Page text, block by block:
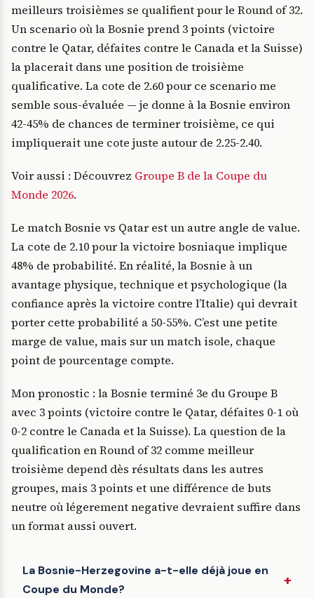
meilleurs troisièmes se qualifient pour le Round of 32.
Un scenario où la Bosnie prend 3 points (victoire
contre le Qatar, défaites contre le Canada et la Suisse)
la placerait dans une position de troisième
qualificative. La cote de 2.60 pour ce scenario me
semble sous-évaluée — je donne à la Bosnie environ
42-45% de chances de terminer troisième, ce qui
impliquerait une cote juste autour de 2.25-2.40.
Voir aussi : Découvrez Groupe B de la Coupe du
Monde 2026.
Le match Bosnie vs Qatar est un autre angle de value.
La cote de 2.10 pour la victoire bosniaque implique
48% de probabilité. En réalité, la Bosnie à un
avantage physique, technique et psychologique (la
confiance après la victoire contre l’Italie) qui devrait
porter cette probabilité a 50-55%. C’est une petite
marge de value, mais sur un match isole, chaque
point de pourcentage compte.
Mon pronostic : la Bosnie terminé 3e du Groupe B
avec 3 points (victoire contre le Qatar, défaites 0-1 où
0-2 contre le Canada et la Suisse). La question de la
qualification en Round of 32 comme meilleur
troisième depend dès résultats dans les autres
groupes, mais 3 points et une différence de buts
neutre où légerement negative devraient suffire dans
un format aussi ouvert.
La Bosnie-Herzegovine a-t-elle déjà joue en
Coupe du Monde?